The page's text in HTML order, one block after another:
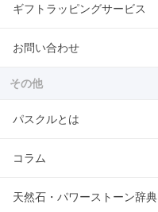
ギフトラッピングサービス
お問い合わせ
その他
パスクルとは
コラム
天然石・パワーストーン辞典